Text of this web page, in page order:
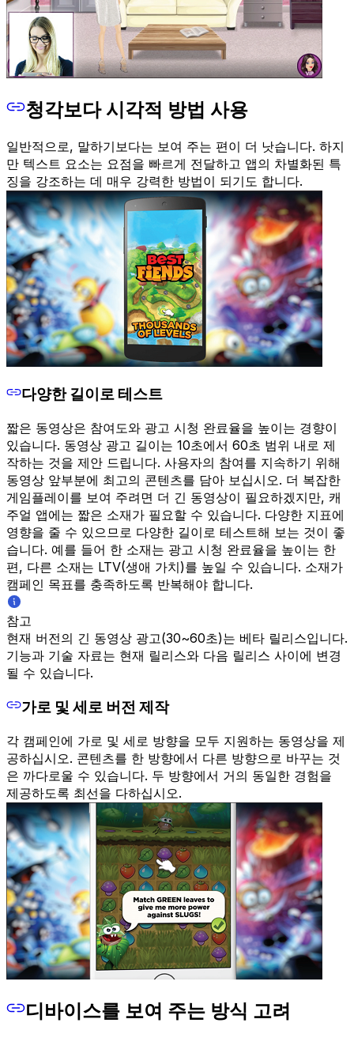
청각보다 시각적 방법 사용
일반적으로, 말하기보다는 보여 주는 편이 더 낫습니다. 하지
만 텍스트 요소는 요점을 빠르게 전달하고 앱의 차별화된 특
징을 강조하는 데 매우 강력한 방법이 되기도 합니다.
다양한 길이로 테스트
짧은 동영상은 참여도와 광고 시청 완료율을 높이는 경향이
있습니다. 동영상 광고 길이는 10초에서 60초 범위 내로 제
작하는 것을 제안 드립니다. 사용자의 참여를 지속하기 위해
동영상 앞부분에 최고의 콘텐츠를 담아 보십시오. 더 복잡한
게임플레이를 보여 주려면 더 긴 동영상이 필요하겠지만, 캐
주얼 앱에는 짧은 소재가 필요할 수 있습니다. 다양한 지표에
영향을 줄 수 있으므로 다양한 길이로 테스트해 보는 것이 좋
습니다. 예를 들어 한 소재는 광고 시청 완료율을 높이는 한
편, 다른 소재는 LTV(생애 가치)를 높일 수 있습니다. 소재가
캠페인 목표를 충족하도록 반복해야 합니다.
참고
현재 버전의 긴 동영상 광고(30~60초)는 베타 릴리스입니다.
기능과 기술 자료는 현재 릴리스와 다음 릴리스 사이에 변경
될 수 있습니다.
가로 및 세로 버전 제작
각 캠페인에 가로 및 세로 방향을 모두 지원하는 동영상을 제
공하십시오. 콘텐츠를 한 방향에서 다른 방향으로 바꾸는 것
은 까다로울 수 있습니다. 두 방향에서 거의 동일한 경험을
제공하도록 최선을 다하십시오.
디바이스를 보여 주는 방식 고려